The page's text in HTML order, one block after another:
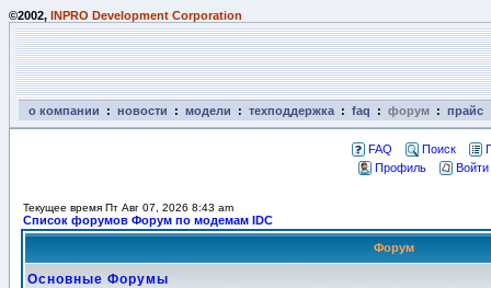
©2002, INPRO Development Corporation
о компании : новости : модели : техподдержка : faq : форум : прайс
FAQ Поиск
Профиль
Текущее время Пт Авг 07, 2026 8:43 am
Список форумов Форум по модемам IDC
Форум
Основные Форумы